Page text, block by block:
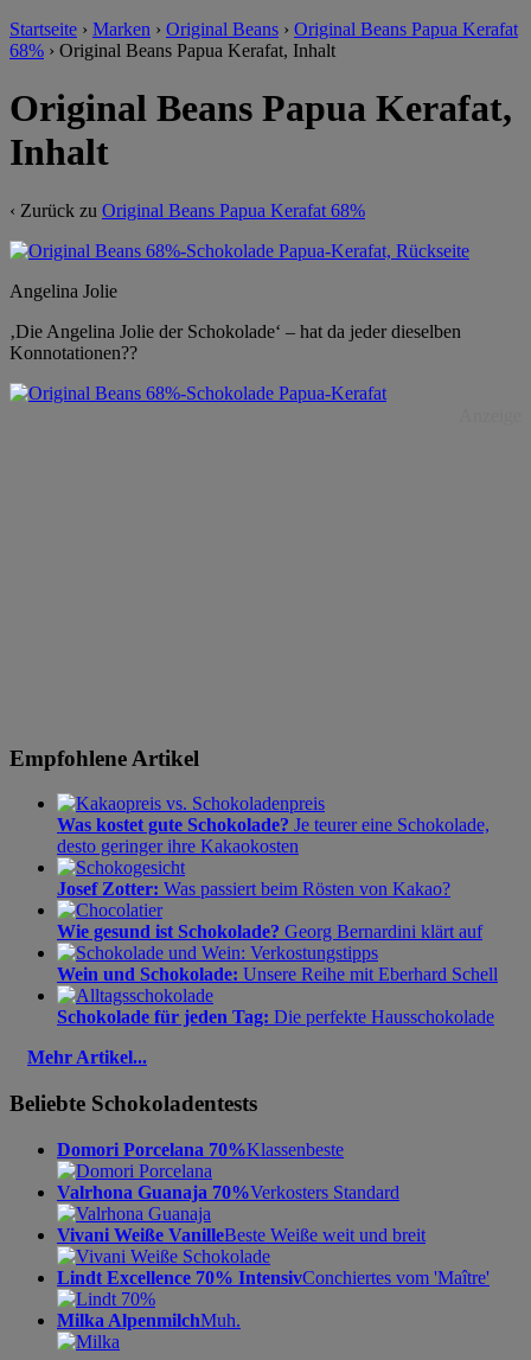
Startseite › Marken › Original Beans › Original Beans Papua Kerafat
68% › Original Beans Papua Kerafat, Inhalt
Original Beans Papua Kerafat,
Inhalt
‹ Zurück zu Original Beans Papua Kerafat 68%
Angelina Jolie
‚Die Angelina Jolie der Schokolade‘ – hat da jeder dieselben
Konnotationen??
Empfohlene Artikel
Was kostet gute Schokolade? Je teurer eine Schokolade,
desto geringer ihre Kakaokosten
Josef Zotter: Was passiert beim Rösten von Kakao?
Wie gesund ist Schokolade? Georg Bernardini klärt auf
Wein und Schokolade: Unsere Reihe mit Eberhard Schell
Schokolade für jeden Tag: Die perfekte Hausschokolade
Mehr Artikel...
Beliebte Schokoladentests
Domori Porcelana 70%Klassenbeste
Valrhona Guanaja 70%Verkosters Standard
Vivani Weiße VanilleBeste Weiße weit und breit
Lindt Excellence 70% IntensivConchiertes vom 'Maître'
Milka AlpenmilchMuh.